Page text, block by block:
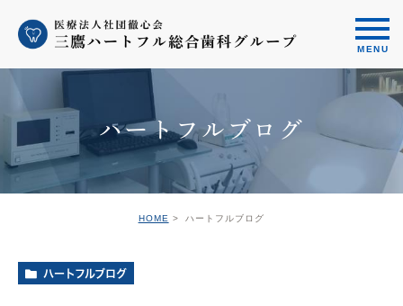
ハートフルブログ
HOME ハートフルブログ
ハートフルブログ